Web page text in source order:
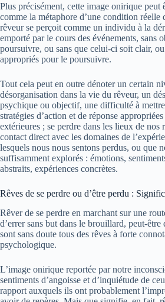
Plus précisément, cette image onirique peut
comme la métaphore d’une condition réelle
rêveur se perçoit comme un individu à la
emporté par le cours des événements, sans
poursuivre, ou sans que celui-ci soit clair,
appropriés pour le poursuivre.
Tout cela peut en outre dénoter un certain
désorganisation dans la vie du rêveur, un
psychique ou objectif, une difficulté à
stratégies d’action et de réponse
extérieures ; se perdre dans les lieux de nos
contact direct avec les domaines de
lesquels nous nous sentons perdus, ou que
suffisamment explorés : émotions,
abstraits, expériences concrètes.
Rêves de se perdre ou d’être perdu :
Rêver de se perdre en marchant sur une
d’errer sans but dans le brouillard, peut-être
sont sans doute tous des rêves à forte
psychologique.
L’image onirique reportée par notre
sentiments d’angoisse et d’inquiétude de
rapport auxquels ils ont probablement